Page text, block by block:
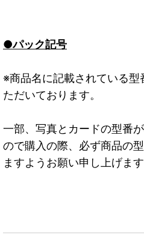
●パック記号
※商品名に記載されている
ただいております。
一部、写真とカードの型番
ので購入の際、必ず商品の
ますようお願い申し上げます